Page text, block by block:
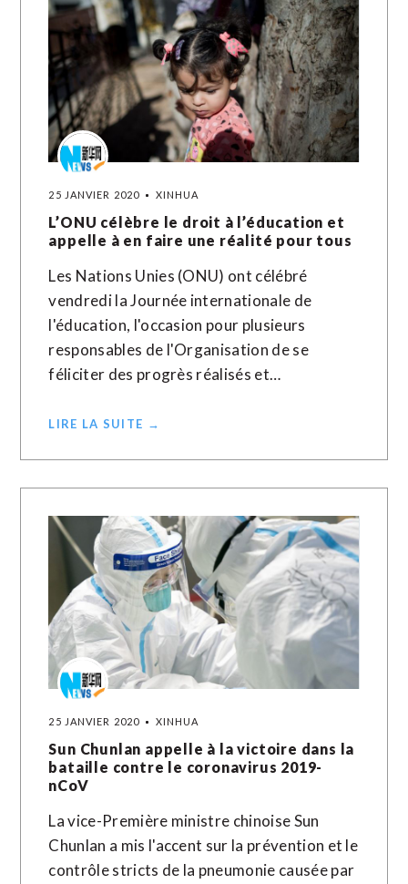
25 JANVIER 2020 XINHUA
L’ONU célèbre le droit à l’éducation et
appelle à en faire une réalité pour tous
Les Nations Unies (ONU) ont célébré
vendredi la Journée internationale de
l'éducation, l'occasion pour plusieurs
responsables de l'Organisation de se
féliciter des progrès réalisés et…
LIRE LA SUITE →
25 JANVIER 2020 XINHUA
Sun Chunlan appelle à la victoire dans la
bataille contre le coronavirus 2019-
nCoV
La vice-Première ministre chinoise Sun
Chunlan a mis l'accent sur la prévention et le
contrôle stricts de la pneumonie causée par